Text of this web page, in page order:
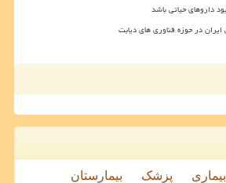
داروهای حیاتی باشد
در حوزه فناوری های دیابت
بیماری پزشک بیمارستان